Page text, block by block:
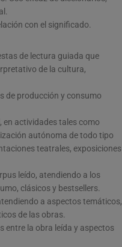
con el significado.
de lectura guiada que
de la cultura,
de producción y consumo
actividades tales como
autónoma de todo tipo
teatrales, exposiciones
leído, atendiendo a los
clásicos y bestsellers.
a aspectos temáticos,
de las obras.
entre la obra leída y aspectos